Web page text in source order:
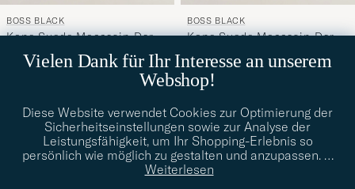
BOSS BLACK
Kope Suede Moccasin Dark
Blue
CHF 220
BOSS BLACK
Kope Suede Moccasin Dark
CHF 220
KAMPAGNE
Vielen Dank für Ihr Interesse an unserem
Webshop!
Diese Website verwendet Cookies zur Optimierung der
Sicherheitseinstellungen sowie zur Analyse der
Leistungsfähigkeit, um Ihr Shopping-Erlebnis so
persönlich wie möglich zu gestalten und anzupassen. …
Weiterlesen